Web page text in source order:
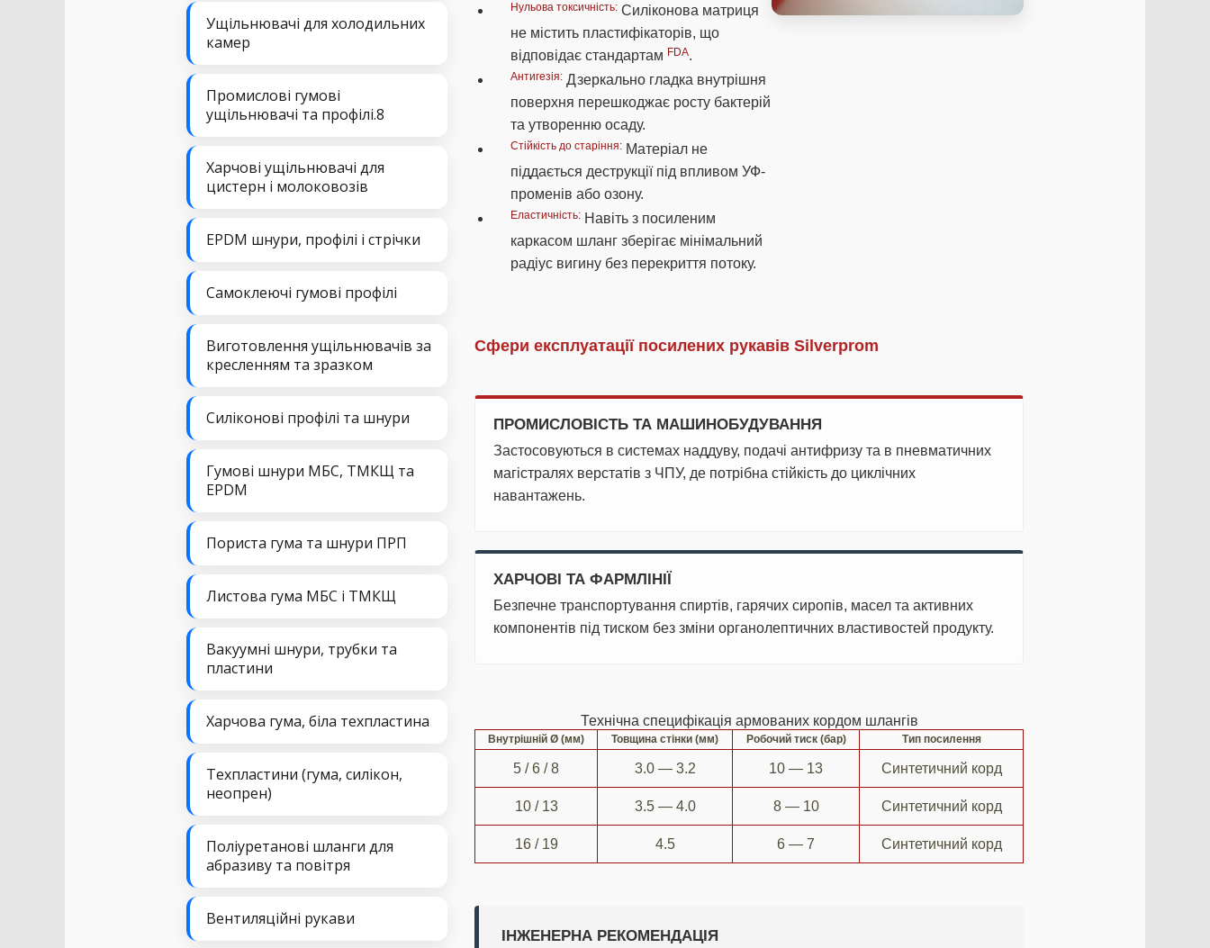
Ущільнювачі для холодильних
камер
Промислові гумові
ущільнювачі та профілі.8
Харчові ущільнювачі для
цистерн і молоковозів
EPDM шнури, профілі і стрічки
Самоклеючі гумові профілі
Виготовлення ущільнювачів за
кресленням та зразком
Силіконові профілі та шнури
Гумові шнури МБС, ТМКЩ та
EPDM
Пориста гума та шнури ПРП
Листова гума МБС і ТМКЩ
Вакуумні шнури, трубки та
пластини
Харчова гума, біла техпластина
Техпластини (гума, силікон,
неопрен)
Поліуретанові шланги для
абразиву та повітря
Вентиляційні рукави
Нульова токсичність: Силіконова матриця
не містить пластифікаторів, що
відповідає стандартам FDA.
Антигезія: Дзеркально гладка внутрішня
поверхня перешкоджає росту бактерій
та утворенню осаду.
Стійкість до старіння: Матеріал не
піддається деструкції під впливом УФ-
променів або озону.
Еластичність: Навіть з посиленим
каркасом шланг зберігає мінімальний
радіус вигину без перекриття потоку.
Сфери експлуатації посилених рукавів Silverprom
ПРОМИСЛОВІСТЬ ТА МАШИНОБУДУВАННЯ
Застосовуються в системах наддуву, подачі антифризу та в пневматичних
магістралях верстатів з ЧПУ, де потрібна стійкість до циклічних
навантажень.
ХАРЧОВІ ТА ФАРМЛІНІЇ
Безпечне транспортування спиртів, гарячих сиропів, масел та активних
компонентів під тиском без зміни органолептичних властивостей продукту.
Технічна специфікація армованих кордом шлангів
Внутрішній Ø (мм) Товщина стінки (мм) Робочий тиск (бар) Тип посилення
5 / 6 / 8 3.0 — 3.2 10 — 13 Синтетичний корд
10 / 13 3.5 — 4.0 8 — 10 Синтетичний корд
16 / 19 4.5 6 — 7 Синтетичний корд
ІНЖЕНЕРНА РЕКОМЕНДАЦІЯ